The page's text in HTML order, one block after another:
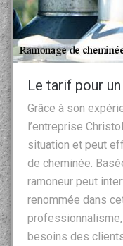
Le tarif pour
Grâce à son
l’entreprise
situation et peut
de cheminée.
ramoneur peut
renommée dans
besoins des